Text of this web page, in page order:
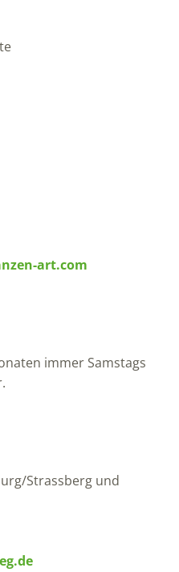
art.com
immer Samstags
Strassberg und